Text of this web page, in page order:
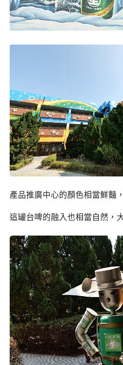
產品推廣中心的顏色相當鮮豔
這罐台啤的融入也相當自然，